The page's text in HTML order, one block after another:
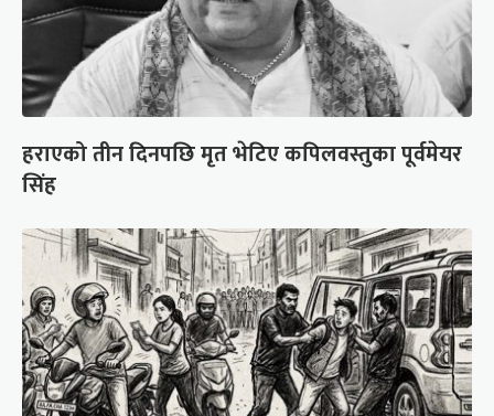
हराएको तीन दिनपछि मृत भेटिए कपिलवस्तुका पूर्वमेयर
सिंह